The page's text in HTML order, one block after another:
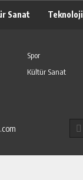
Sanat Teknoloji
Spor
Kültür Sanat